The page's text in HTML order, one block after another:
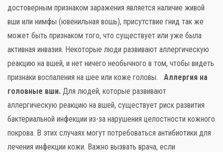
достоверным признаком заражения является наличие живой
вши или нимфы (ювенильная вошь), присутствие гнид так же
может быть признаком того, что существует или уже была
активная инвазия. Некоторые люди развивают аллергическую
реакцию на вшей, и нет ничего необычного в том, чтобы видеть
признаки воспаления на шее или коже головы. Аллергия на
головные вши. Для людей, которые развивают
аллергическую реакцию на вшей, существует риск развития
бактериальной инфекции из-за нарушения целостности кожного
покрова. В этих случаях могут потребоваться антибиотики для
лечения инфекции кожи. Важно вызвать врача, если